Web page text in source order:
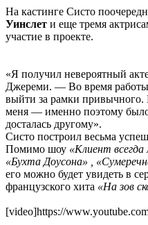
На кастинге Систо
Уинслет и еще тремя
участие в проекте.
«Я получил невероятный
Джереми. — Во время
выйти за рамки привычного.
меня — именно поэтому
досталась другому».
Систо построил весьма
Помимо шоу «Клиент
«Бухта Доусона» ,
его можно будет увидеть в
французского хита «На зов
[video]https://